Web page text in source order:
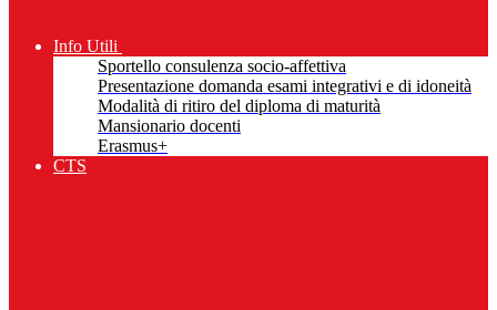
Info Utili
Sportello consulenza socio-affettiva
Presentazione domanda esami integrativi e di idoneità
Modalità di ritiro del diploma di maturità
Mansionario docenti
Erasmus+
CTS